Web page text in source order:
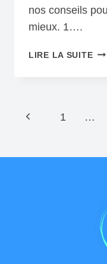
nos conseils
mieux. 1….
LIRE LA SUITE
:
Navigation
Page
1 …